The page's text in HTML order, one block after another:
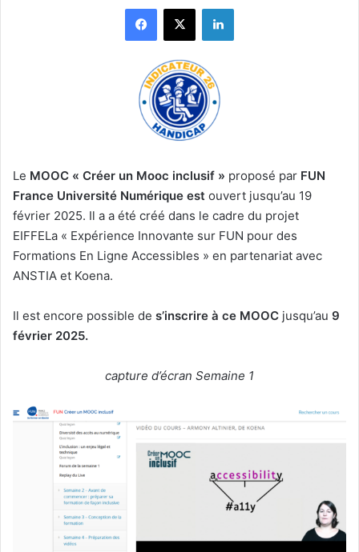
Facebook
X Linkedin
Le MOOC « Créer un Mooc inclusif » proposé par FUN
France Université Numérique est ouvert jusqu’au 19
février 2025. Il a a été créé dans le cadre du projet
EIFFELa « Expérience Innovante sur FUN pour des
Formations En Ligne Accessibles » en partenariat avec
ANSTIA et Koena.
Il est encore possible de s’inscrire à ce MOOC jusqu’au 9
février 2025.
capture d’écran Semaine 1